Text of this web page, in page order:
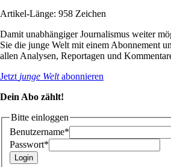
Artikel-Länge: 958 Zeichen
Damit unabhängiger Journalismus weiter
Sie die junge Welt mit einem Abonnement
allen Analysen, Reportagen und
Jetzt junge Weltabonnieren
Dein Abo zählt!
Bitte einloggen
Benutzername*
Passwort*